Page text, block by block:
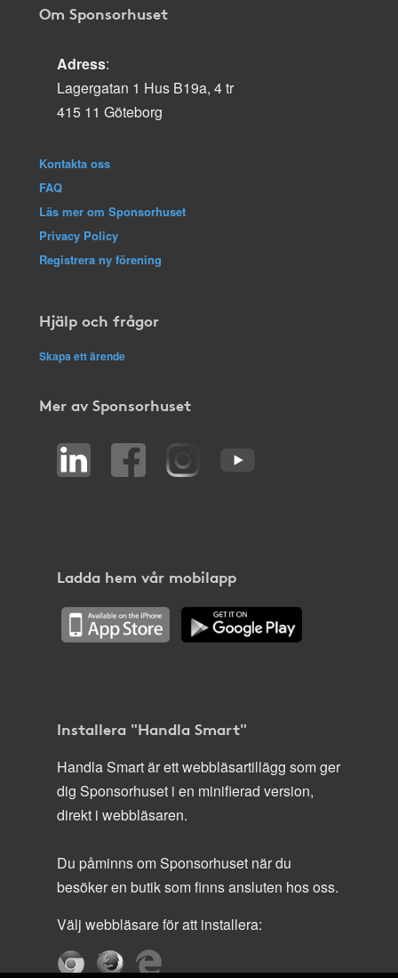
Om Sponsorhuset
Adress:
Lagergatan 1 Hus B19a, 4 tr
415 11 Göteborg
Kontakta oss
FAQ
Läs mer om Sponsorhuset
Privacy Policy
Registrera ny förening
Hjälp och frågor
Skapa ett ärende
Mer av Sponsorhuset
Ladda hem vår mobilapp
Installera "Handla Smart"
Handla Smart är ett webbläsartillägg som ger
dig Sponsorhuset i en minifierad version,
direkt i webbläsaren.
Du påminns om Sponsorhuset när du
besöker en butik som finns ansluten hos oss.
Välj webbläsare för att installera: